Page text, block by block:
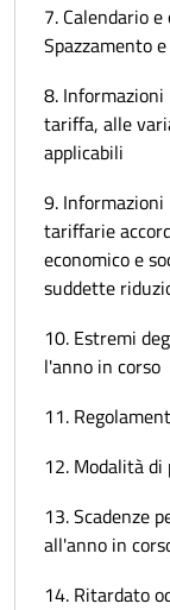
7. Calendario
Spazzamento
8.
tariffa, alle
applicabili
9. Informazioni
tariffarie
economico e
suddette
10. Estremi
l'anno in corso
11.
12. Modalità di
13. Scadenze
all'anno in
14. Ritardato